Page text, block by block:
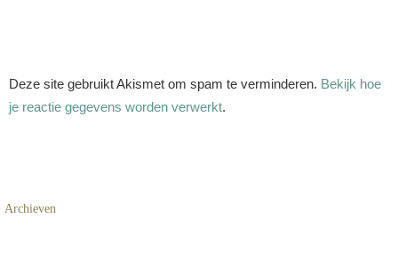
Deze site gebruikt Akismet om spam te verminderen. Bekijk hoe
je reactie gegevens worden verwerkt.
Archieven